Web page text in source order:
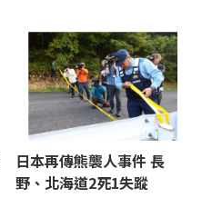
日本再傳熊襲人事件 長
野、北海道2死1失蹤